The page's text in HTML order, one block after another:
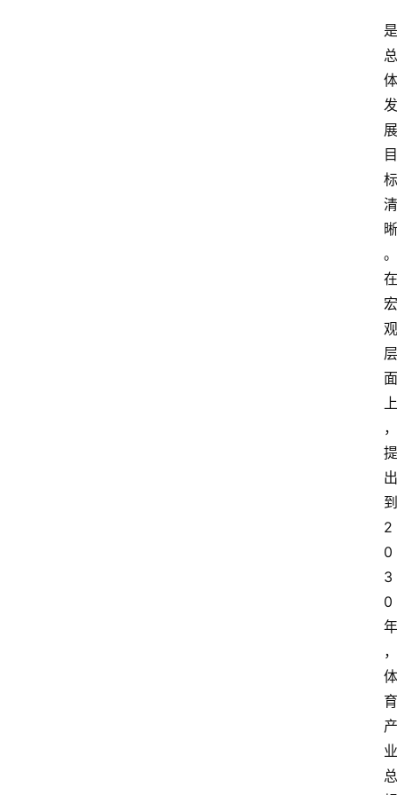
是
总
体
发
展
目
标
清
晰
。
在
宏
观
层
面
上
，
提
出
到
2
0
3
0
年
，
体
育
产
业
总